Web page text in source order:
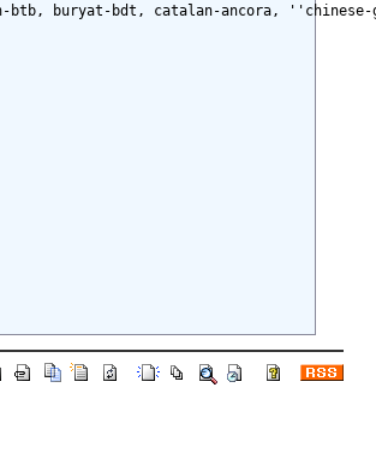
btb, buryat-bdt, catalan-